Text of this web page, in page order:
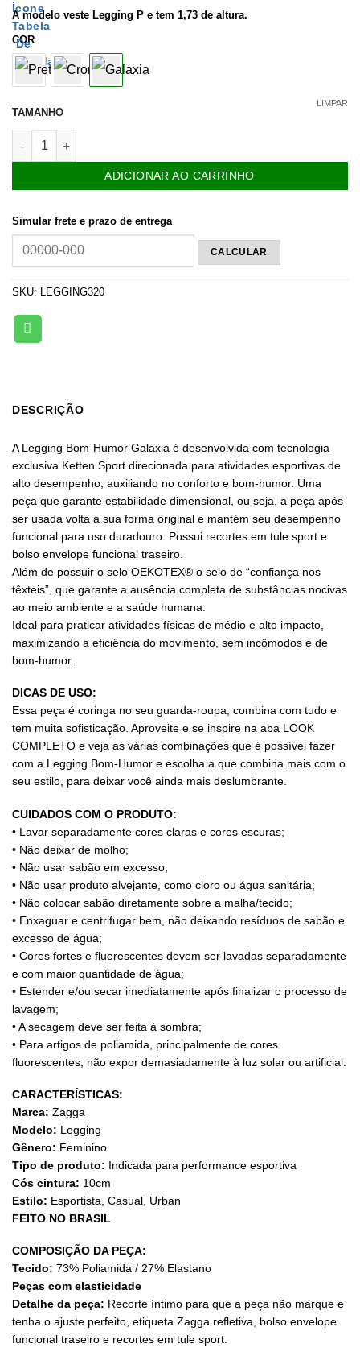
A modelo veste Legging P e tem 1,73 de altura.
COR
TAMANHO
LIMPAR
Legging Bom Humor Galaxia quantidade
ADICIONAR AO CARRINHO
Simular frete e prazo de entrega
SKU: LEGGING320
DESCRIÇÃO
A Legging Bom-Humor Galaxia é desenvolvida com tecnologia
exclusiva Ketten Sport direcionada para atividades esportivas de
alto desempenho, auxiliando no conforto e bom-humor. Uma
peça que garante estabilidade dimensional, ou seja, a peça após
ser usada volta a sua forma original e mantém seu desempenho
funcional para uso duradouro. Possui recortes em tule sport e
bolso envelope funcional traseiro.
Além de possuir o selo OEKOTEX® o selo de “confiança nos
têxteis”, que garante a ausência completa de substâncias nocivas
ao meio ambiente e a saúde humana.
Ideal para praticar atividades físicas de médio e alto impacto,
maximizando a eficiência do movimento, sem incômodos e de
bom-humor.
DICAS DE USO:
Essa peça é coringa no seu guarda-roupa, combina com tudo e
tem muita sofisticação. Aproveite e se inspire na aba LOOK
COMPLETO e veja as várias combinações que é possível fazer
com a Legging Bom-Humor e escolha a que combina mais com o
seu estilo, para deixar você ainda mais deslumbrante.
CUIDADOS COM O PRODUTO:
• Lavar separadamente cores claras e cores escuras;
• Não deixar de molho;
• Não usar sabão em excesso;
• Não usar produto alvejante, como cloro ou água sanitária;
• Não colocar sabão diretamente sobre a malha/tecido;
• Enxaguar e centrifugar bem, não deixando resíduos de sabão e
excesso de água;
• Cores fortes e fluorescentes devem ser lavadas separadamente
e com maior quantidade de água;
• Estender e/ou secar imediatamente após finalizar o processo de
lavagem;
• A secagem deve ser feita à sombra;
• Para artigos de poliamida, principalmente de cores
fluorescentes, não expor demasiadamente à luz solar ou artificial.
CARACTERÍSTICAS:
Marca: Zagga
Modelo: Legging
Gênero: Feminino
Tipo de produto: Indicada para performance esportiva
Cós cintura: 10cm
Estilo: Esportista, Casual, Urban
FEITO NO BRASIL
COMPOSIÇÃO DA PEÇA:
Tecido: 73% Poliamida / 27% Elastano
Peças com elasticidade
Detalhe da peça: Recorte íntimo para que a peça não marque e
tenha o ajuste perfeito, etiqueta Zagga refletiva, bolso envelope
funcional traseiro e recortes em tule sport.